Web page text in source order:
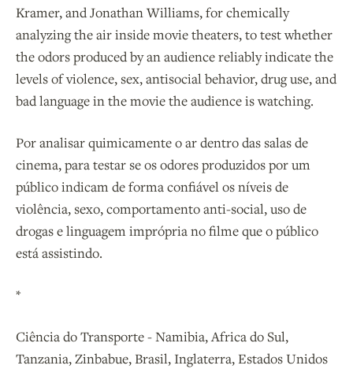
Kramer, and Jonathan Williams, for chemically
analyzing the air inside movie theaters, to test whether
the odors produced by an audience reliably indicate the
levels of violence, sex, antisocial behavior, drug use, and
bad language in the movie the audience is watching.
Por analisar quimicamente o ar dentro das salas de
cinema, para testar se os odores produzidos por um
público indicam de forma confiável os níveis de
violência, sexo, comportamento anti-social, uso de
drogas e linguagem imprópria no filme que o público
está assistindo.
*
Ciência do Transporte - Namibia, Africa do Sul,
Tanzania, Zinbabue, Brasil, Inglaterra, Estados Unidos